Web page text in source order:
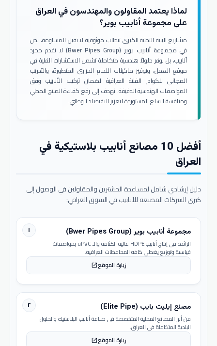
لماذا يعتمد المقاولون والمهندسون في العراق
على مجموعة أنابيب بوير؟
مشاريع البنية التحتية الكبرى تتطلب موثوقية لا تقبل المساومة. نحن
في مجموعة أنابيب بوير (Bwer Pipes Group)
لا نقدم مجرد
أنابيب، بل نوفر حلولاً هندسية متكاملة تشمل الاستشارات الفنية في
موقع العمل، وتوفير ماكينات اللحام الحراري المتطورة، والتدريب
المجاني للكوادر الفنية العراقية لضمان تركيب الأنابيب وفق
المواصفات الهندسية الدقيقة. نهدف إلى رفع كفاءة المنتج المحلي
ومنافسة السلع المستوردة لتعزيز الاقتصاد الوطني.
أفضل 10 مصانع أنابيب بلاستيكية في
العراق
دليل إرشادي شامل لمساعدة المشترين والمقاولين في الوصول إلى
كبرى الشركات المصنعة للأنابيب في السوق العراقي:
١ مجموعة أنابيب بوير (Bwer Pipes Group)
الرائدة في إنتاج أنابيب HDPE عالية الكثافة والـ uPVC بمواصفات
قياسية وتوزيع يغطي كافة المحافظات العراقية.
زيارة الموقعopen_in_new
٢ مصنع إيليت بايب (Elite Pipe)
من أبرز المصانع المحلية المتخصصة في صناعة أنابيب البلاستيك والحلول
البلدية المتكاملة في العراق.
زيارة الموقعopen_in_new